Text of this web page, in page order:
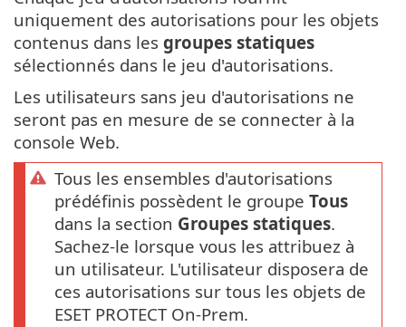
uniquement des autorisations pour les objets
contenus dans les groupes statiques
sélectionnés dans le jeu d'autorisations.
Les utilisateurs sans jeu d'autorisations ne
seront pas en mesure de se connecter à la
console Web.
Tous les ensembles d'autorisations
prédéfinis possèdent le groupe Tous
dans la section Groupes statiques.
Sachez-le lorsque vous les attribuez à
un utilisateur. L'utilisateur disposera de
ces autorisations sur tous les objets de
ESET PROTECT On-Prem.